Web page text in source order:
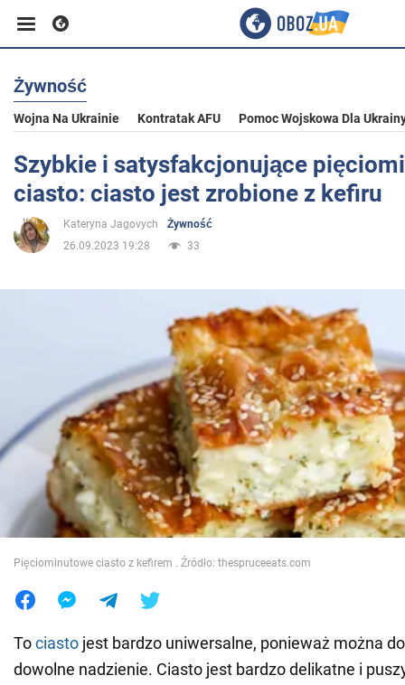
Biznes
Sport
Rozrywka
Społeczeństwo
Wojna na Ukrainie
Świat
Jedzenie
Żywność
Wojna Na Ukrainie Kontratak AFU Pomoc Wojskowa Dla
Szybkie i satysfakcjonujące
ciasto: ciasto jest zrobione z kefiru
Kateryna Jagovych
Żywność
26.09.2023 19:28
33
Pięciominutowe ciasto z kefirem . Źródło: thespruceeats.com
Tociasto jest bardzo uniwersalne, ponieważ można
dowolne nadzienie. Ciasto jest bardzo delikatne i